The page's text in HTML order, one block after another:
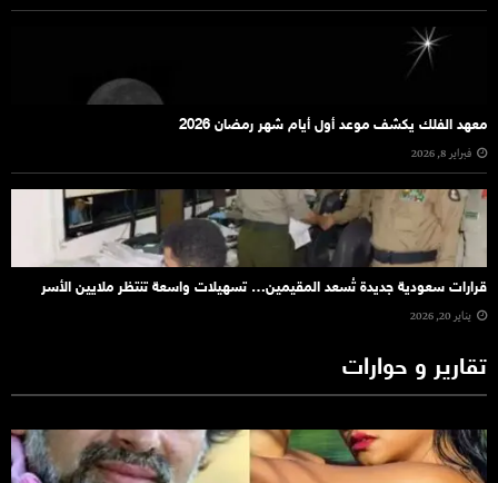
معهد الفلك يكشف موعد أول أيام شهر رمضان 2026
فبراير 8, 2026
قرارات سعودية جديدة تُسعد المقيمين… تسهيلات واسعة تنتظر ملايين الأسر
يناير 20, 2026
تقارير و حوارات